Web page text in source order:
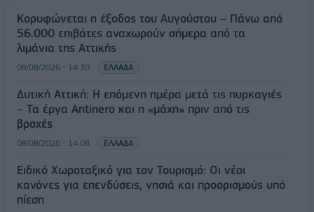
Κορυφώνεται η έξοδος του Αυγούστου – Πάνω από
56.000 επιβάτες αναχωρούν σήμερα από τα
λιμάνια της Αττικής
08/08/2026 - 14:30 ΕΛΛΑΔΑ
Δυτική Αττική: Η επόμενη ημέρα μετά τις πυρκαγιές
– Τα έργα Antinero και η «μάχη» πριν από τις
βροχές
08/08/2026 - 14:08 ΕΛΛΑΔΑ
Ειδικό Χωροταξικό για τον Τουρισμό: Οι νέοι
κανόνες για επενδύσεις, νησιά και προορισμούς υπό
πίεση